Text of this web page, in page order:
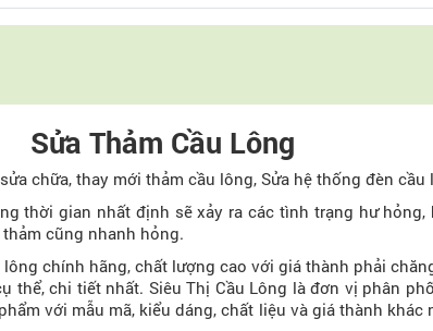
Sửa Thảm Cầu Lông
chữa, thay mới thảm cầu lông, Sửa hệ thống đèn cầu
thời gian nhất định sẽ xảy ra các tình trạng hư hỏng,
cũng nhanh hỏng.
chính hãng, chất lượng cao với giá thành phải
thể, chi tiết nhất. Siêu Thị Cầu Lông là đơn vị phân
với mẫu mã, kiểu dáng, chất liệu và giá thành